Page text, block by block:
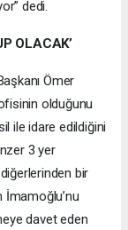
dedi.
OLACAK’
Ömer
olduğunu
ile idare edildiğini
3 yer
bir
İmamoğlu’nu
davet eden